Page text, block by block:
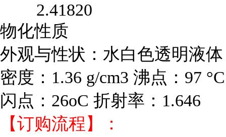
2.41820
物化性质
外观与性状：水白色透明液体
密度：1.36 g/cm3 沸点：97 °C
闪点：26oC 折射率：1.646
【订购流程】：